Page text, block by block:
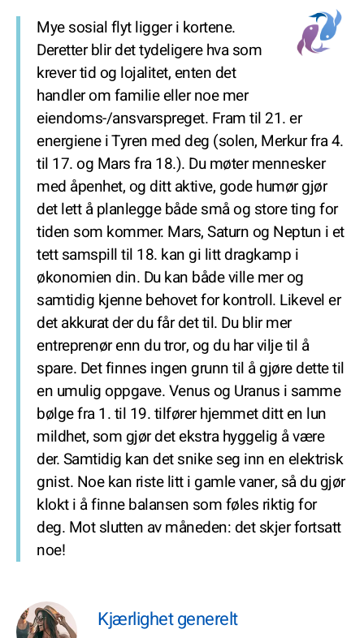
Mye sosial flyt ligger i kortene.
Deretter blir det tydeligere hva som
krever tid og lojalitet, enten det
handler om familie eller noe mer
eiendoms-/ansvarspreget. Fram til 21. er
energiene i Tyren med deg (solen, Merkur fra 4.
til 17. og Mars fra 18.). Du møter mennesker
med åpenhet, og ditt aktive, gode humør gjør
det lett å planlegge både små og store ting for
tiden som kommer. Mars, Saturn og Neptun i et
tett samspill til 18. kan gi litt dragkamp i
økonomien din. Du kan både ville mer og
samtidig kjenne behovet for kontroll. Likevel er
det akkurat der du får det til. Du blir mer
entreprenør enn du tror, og du har vilje til å
spare. Det finnes ingen grunn til å gjøre dette til
en umulig oppgave. Venus og Uranus i samme
bølge fra 1. til 19. tilfører hjemmet ditt en lun
mildhet, som gjør det ekstra hyggelig å være
der. Samtidig kan det snike seg inn en elektrisk
gnist. Noe kan riste litt i gamle vaner, så du gjør
klokt i å finne balansen som føles riktig for
deg. Mot slutten av måneden: det skjer fortsatt
noe!
Kjærlighet generelt